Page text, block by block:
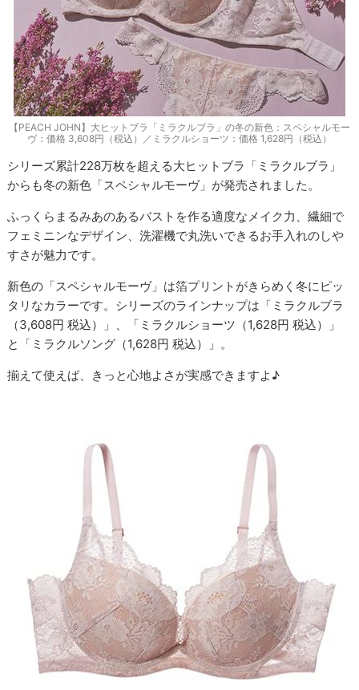
【PEACH JOHN】大ヒットブラ「ミラクルブラ」の冬の新色：スペシャルモー
ヴ：価格 3,608円（税込）／ミラクルショーツ：価格 1,628円（税込）
シリーズ累計228万枚を超える大ヒットブラ「ミラクルブラ」
からも冬の新色「スペシャルモーヴ」が発売されました。
ふっくらまるみあのあるバストを作る適度なメイク力、繊細で
フェミニンなデザイン、洗濯機で丸洗いできるお手入れのしや
すさが魅力です。
新色の「スペシャルモーヴ」は箔プリントがきらめく冬にピッ
タリなカラーです。シリーズのラインナップは「ミラクルブラ
（3,608円 税込）」、「ミラクルショーツ（1,628円 税込）」
と「ミラクルソング（1,628円 税込）」。
揃えて使えば、きっと心地よさが実感できますよ♪